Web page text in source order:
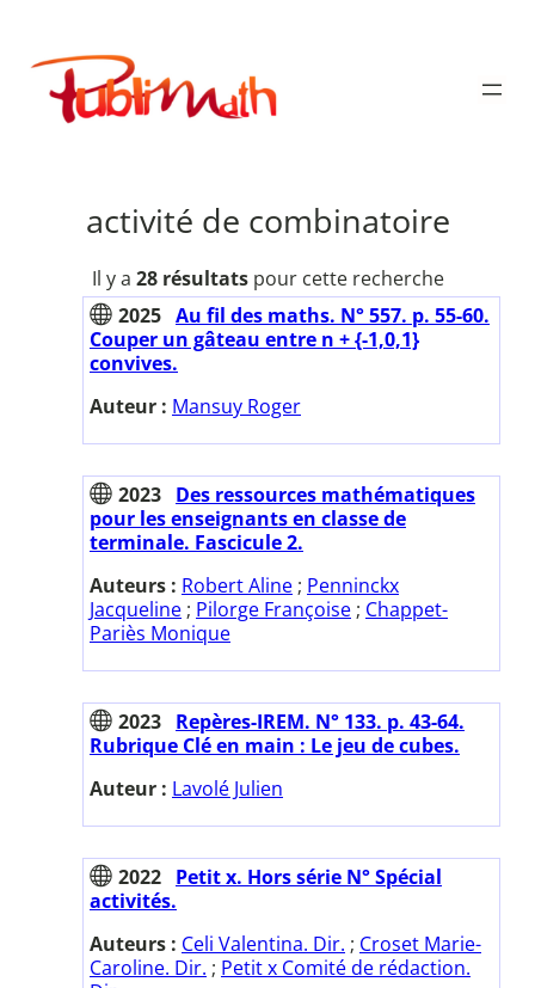
contenu
Publimath
activité de combinatoire
Il y a 28 résultatspour cette recherche
2025 Au fil des maths. N° 557. p. 55-60.
Couper un gâteau entre n + {-1,0,1}
convives.
Auteur : Mansuy Roger
2023 Des ressources mathématiques
pour les enseignants en classe de
terminale. Fascicule 2.
Auteurs : Robert Aline ; Penninckx
Jacqueline ; Pilorge Françoise ; Chappet-
Pariès Monique
2023 Repères-IREM. N° 133. p. 43-64.
Rubrique Clé en main : Le jeu de cubes.
Auteur : Lavolé Julien
2022 Petit x. Hors série N° Spécial
activités.
Auteurs : Celi Valentina. Dir. ; Croset Marie-
Caroline. Dir. ; Petit x Comité de rédaction.